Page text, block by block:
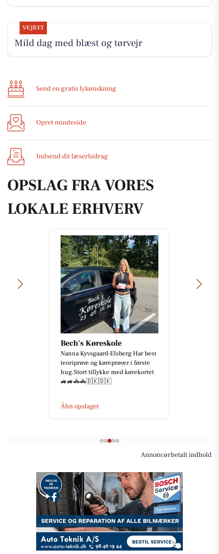
VEJRET
Mild dag med blæst og tørvejr
Send en gratis lykønskning
Opret mindeside
Indsend dit læserbidrag
OPSLAG FRA VORES
LOKALE ERHVERV
Bech's Køreskole
Nanna Kyvsgaard-Elsberg Har best
teoriprøve og køreprøver i første
hug.Stort tillykke med kørekortet
🚙🚙🚓🚓🇩🇰🇩🇰
Åbn opslaget
Annoncørbetalt indhold